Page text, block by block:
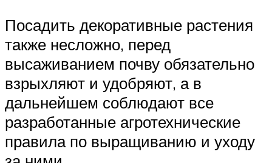
Посадить декоративные растения
также несложно, перед
высаживанием почву обязательно
взрыхляют и удобряют, а в
дальнейшем соблюдают все
разработанные агротехнические
правила по выращиванию и уходу